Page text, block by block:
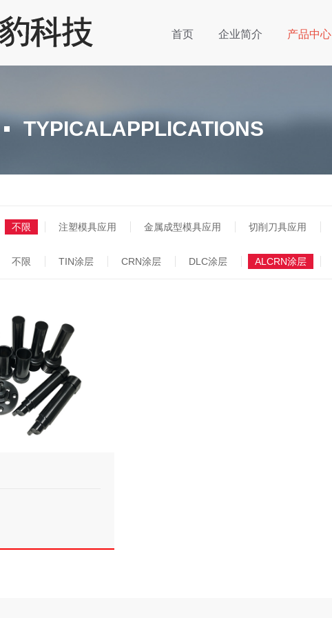
首页 企业简介 产品中心
TYPICALAPPLICATIONS
不限 注塑模具应用 金属成型模具应用 切削刀具应用
不限 TIN涂层 CRN涂层 DLC涂层 ALCRN涂层